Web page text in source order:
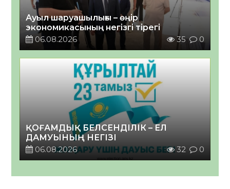
Ауыл шаруашылығы – өңір
экономикасының негізгі тірегі
06.08.2026
35 0
ҚОҒАМДЫҚ БЕЛСЕНДІЛІК – ЕЛ
ДАМУЫНЫҢ НЕГІЗІ
06.08.2026
32 0